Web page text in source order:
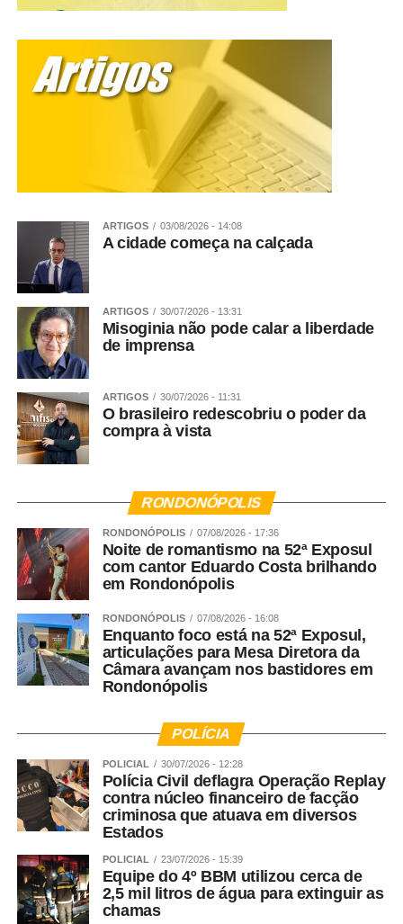
membros, filhos, sucessão no negócio – Safras e Cifras.
Pavilhão de Palestras
17h – Ordenha Oficial do 32º Torneio Leiteiro – Pavilhão
19h – Vitrine da Carne- SENAR MT – Peixe – NAC –
20h – Rodeio – Arena João Poteiro
Logo após o rodeio Show Nacional – Eduardo Costa
WhatsApp
Facebook
Twitter
Messenger
LinkedIn
Share
ARTIGOS 03/08/2026 - 14:08
A cidade começa na calçada
ARTIGOS 30/07/2026 - 13:31
Misoginia não pode calar a liberdade
de imprensa
ARTIGOS 30/07/2026 - 11:31
O brasileiro redescobriu o poder da
compra à vista
RONDONÓPOLIS
RONDONÓPOLIS 07/08/2026 - 17:36
Noite de romantismo na 52ª Exposul
com cantor Eduardo Costa brilhando
em Rondonópolis
RONDONÓPOLIS 07/08/2026 - 16:08
Enquanto foco está na 52ª Exposul,
articulações para Mesa Diretora da
Câmara avançam nos bastidores em
Rondonópolis
POLÍCIA
POLICIAL 30/07/2026 - 12:28
Polícia Civil deflagra Operação Replay
contra núcleo financeiro de facção
criminosa que atuava em diversos
Estados
POLICIAL 23/07/2026 - 15:39
Equipe do 4º BBM utilizou cerca de
2,5 mil litros de água para extinguir as
chamas